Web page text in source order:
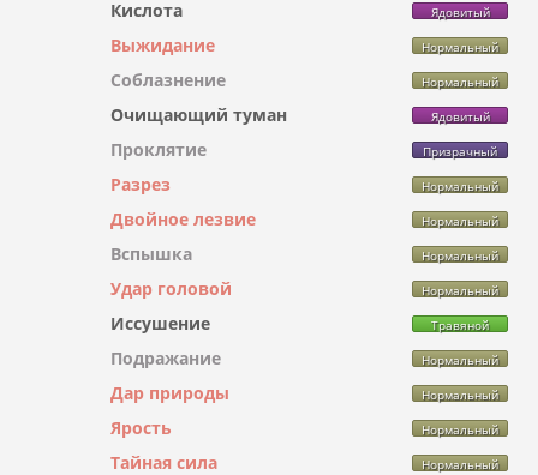
Кислота Ядовитый
Выжидание Нормальный
Соблазнение Нормальный
Очищающий туман Ядовитый
Проклятие Призрачный
Разрез Нормальный
Двойное лезвие Нормальный
Вспышка Нормальный
Удар головой Нормальный
Иссушение Травяной
Подражание Нормальный
Дар природы Нормальный
Ярость Нормальный
Тайная сила Нормальный